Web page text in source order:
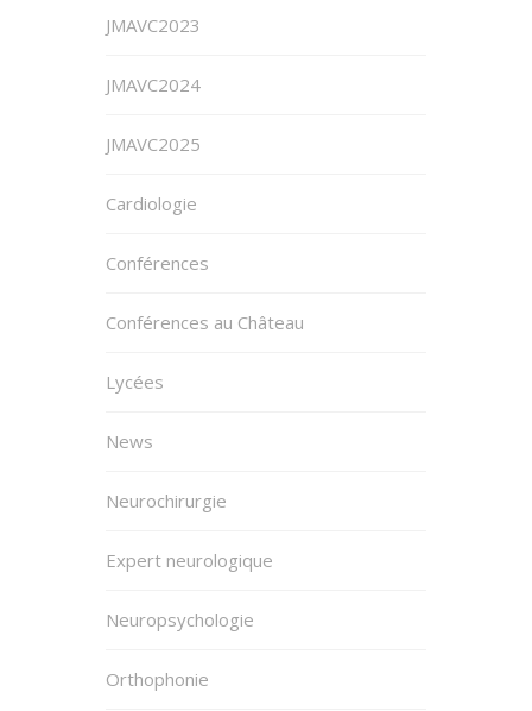
JMAVC2023
JMAVC2024
JMAVC2025
Cardiologie
Conférences
Conférences au Château
Lycées
News
Neurochirurgie
Expert neurologique
Neuropsychologie
Orthophonie